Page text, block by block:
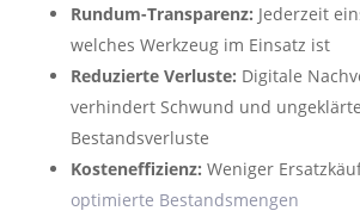
Rundum-Transparenz: Jederzeit
welches Werkzeug im Einsatz ist
Reduzierte Verluste: Digitale
verhindert Schwund und ungeklärte
Bestandsverluste
Kosteneffizienz: Weniger
optimierte Bestandsmengen